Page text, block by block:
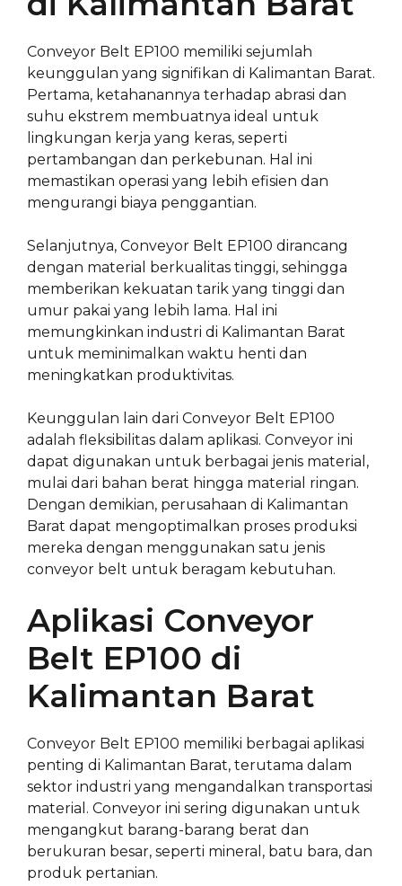
Conveyor Belt EP100 memiliki sejumlah
keunggulan yang signifikan di Kalimantan Barat.
Pertama, ketahanannya terhadap abrasi dan
suhu ekstrem membuatnya ideal untuk
lingkungan kerja yang keras, seperti
pertambangan dan perkebunan. Hal ini
memastikan operasi yang lebih efisien dan
mengurangi biaya penggantian.
Selanjutnya, Conveyor Belt EP100 dirancang
dengan material berkualitas tinggi, sehingga
memberikan kekuatan tarik yang tinggi dan
umur pakai yang lebih lama. Hal ini
memungkinkan industri di Kalimantan Barat
untuk meminimalkan waktu henti dan
meningkatkan produktivitas.
Keunggulan lain dari Conveyor Belt EP100
adalah fleksibilitas dalam aplikasi. Conveyor ini
dapat digunakan untuk berbagai jenis material,
mulai dari bahan berat hingga material ringan.
Dengan demikian, perusahaan di Kalimantan
Barat dapat mengoptimalkan proses produksi
mereka dengan menggunakan satu jenis
conveyor belt untuk beragam kebutuhan.
Aplikasi Conveyor
Belt EP100 di
Kalimantan Barat
Conveyor Belt EP100 memiliki berbagai aplikasi
penting di Kalimantan Barat, terutama dalam
sektor industri yang mengandalkan transportasi
material. Conveyor ini sering digunakan untuk
mengangkut barang-barang berat dan
berukuran besar, seperti mineral, batu bara, dan
produk pertanian.